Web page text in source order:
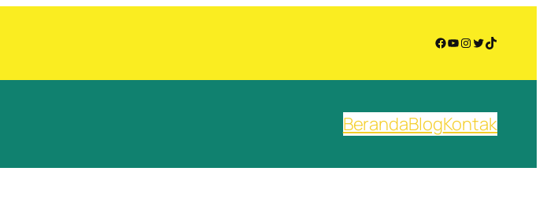
Facebook
YouTube
Instagram
Twitter
TikTok
BerandaBlogKontak